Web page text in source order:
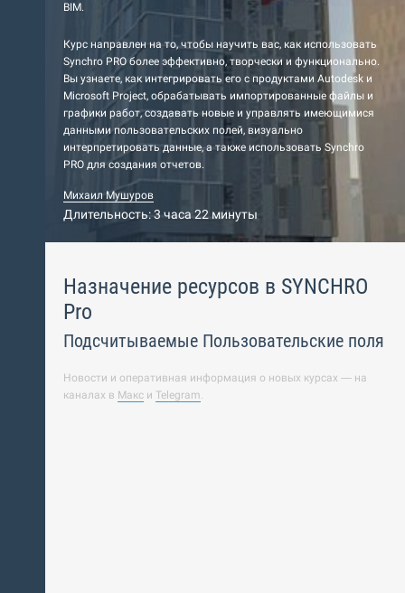
BIM.
Курс направлен на то, чтобы научить вас, как использовать
Synchro PRO более эффективно, творчески и функционально.
Вы узнаете, как интегрировать его с продуктами Autodesk и
Microsoft Project, обрабатывать импортированные файлы и
графики работ, создавать новые и управлять имеющимися
данными пользовательских полей, визуально
интерпретировать данные, а также использовать Synchro
PRO для создания отчетов.
Михаил Мушуров
Длительность: 3 часа 22 минуты
Назначение ресурсов в SYNCHRO
Pro
Подсчитываемые Пользовательские поля
Новости и оперативная информация о новых курсах — на
каналах в Макс и Telegram.